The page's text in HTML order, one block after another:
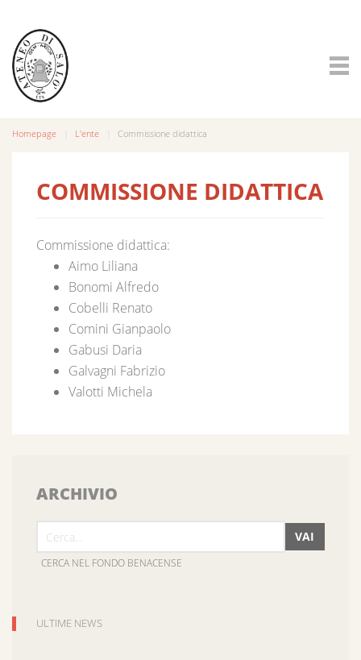
Homepage L'ente Commissione didattica
COMMISSIONE DIDATTICA
Commissione didattica:
Aimo Liliana
Bonomi Alfredo
Cobelli Renato
Comini Gianpaolo
Gabusi Daria
Galvagni Fabrizio
Valotti Michela
ARCHIVIO
VAI
CERCA NEL FONDO BENACENSE
ULTIME NEWS